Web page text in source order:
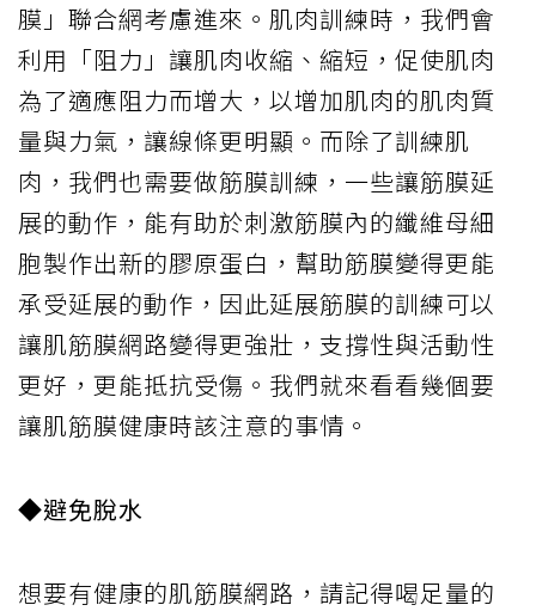
膜」聯合網考慮進來。肌肉訓練時，我們會
利用「阻力」讓肌肉收縮、縮短，促使肌肉
為了適應阻力而增大，以增加肌肉的肌肉質
量與力氣，讓線條更明顯。而除了訓練肌
肉，我們也需要做筋膜訓練，一些讓筋膜延
展的動作，能有助於刺激筋膜內的纖維母細
胞製作出新的膠原蛋白，幫助筋膜變得更能
承受延展的動作，因此延展筋膜的訓練可以
讓肌筋膜網路變得更強壯，支撐性與活動性
更好，更能抵抗受傷。我們就來看看幾個要
讓肌筋膜健康時該注意的事情。
◆避免脫水
想要有健康的肌筋膜網路，請記得喝足量的